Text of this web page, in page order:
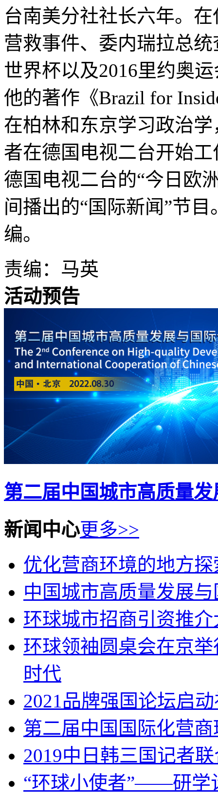
台南美分社社长六年。
营救事件、委内瑞拉总
世界杯以及2016里约奥
他的著作《Brazil for
在柏林和东京学习政治
者在德国电视二台开始
德国电视二台的“今日欧
间播出的“国际新闻”节
编。
责编：马英
活动预告
第二届中国城市高质量
新闻中心更多>>
优化营商环境的地方
中国城市高质量发展
环球城市招商引资推
环球领袖圆桌会在京
时代
2021品牌强国论坛启
第二届中国国际化营
2019中日韩三国记者
“环球小使者”——研学